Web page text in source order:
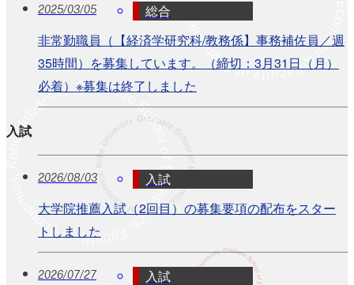
2025/03/05
総合
非常勤職員（【経済学研究科/教務係】事務補佐員／週
35時間）を募集しています。（締切：3月31日（月）
必着）※募集は終了しました
入試
2026/08/03
入試
大学院推薦入試（2回目）の募集要項の配布をスター
トしました
2026/07/27
入試